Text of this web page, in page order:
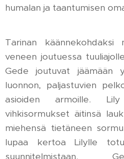
humalan ja taantumisen
Tarinan
veneen joutuessa
Gede joutuvat jäämään
luonnon, paljastuvien
asioiden armoille.
vihkisormukset äitinsä
miehensä tietäneen
lupaa kertoa Lilylle
suunnitelmistaan.